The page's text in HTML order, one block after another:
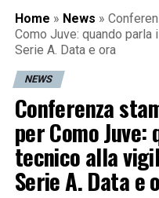
Home » News »
Como Juve: quando
Serie A. Data e ora
NEWS
Conferenza
per Como
tecnico alla
Serie A. Data e